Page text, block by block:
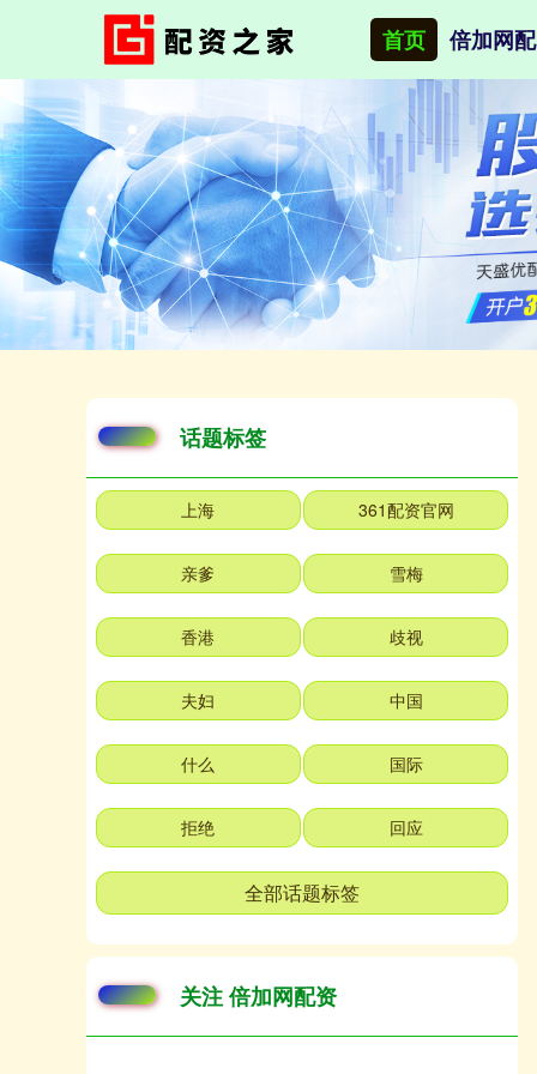
首页 倍加网
话题标签
上海 361配资官网
亲爹 雪梅
香港 歧视
夫妇 中国
什么 国际
拒绝 回应
全部话题标签
关注 倍加网配资